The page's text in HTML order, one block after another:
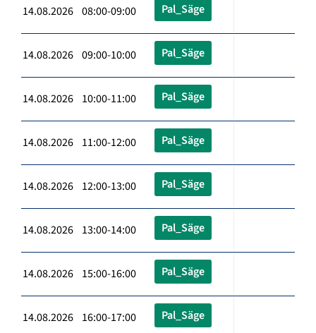
14.08.2026 08:00-09:00 Pal_Säge
14.08.2026 09:00-10:00 Pal_Säge
14.08.2026 10:00-11:00 Pal_Säge
14.08.2026 11:00-12:00 Pal_Säge
14.08.2026 12:00-13:00 Pal_Säge
14.08.2026 13:00-14:00 Pal_Säge
14.08.2026 15:00-16:00 Pal_Säge
14.08.2026 16:00-17:00 Pal_Säge